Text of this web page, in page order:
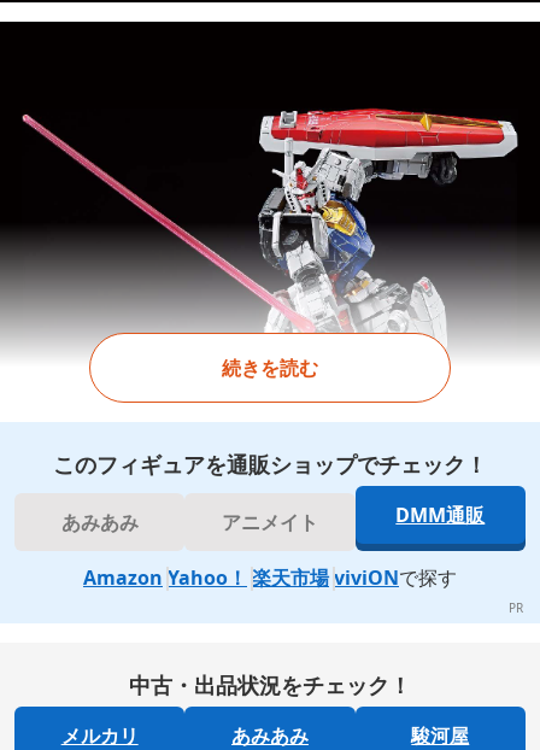
続きを読む
このフィギュアを通販ショップでチェック！
あみあみ アニメイト DMM通販
Amazon Yahoo！ 楽天市場 viviONで探す
中古・出品状況をチェック！
メルカリ あみあみ 駿河屋